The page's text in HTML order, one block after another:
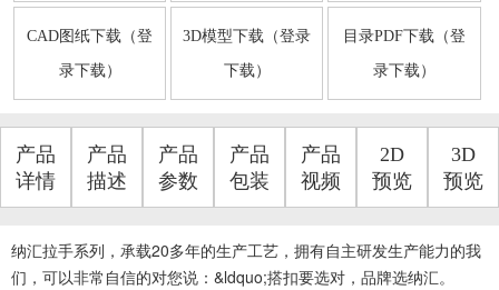
CAD图纸下载（登
录下载）
3D模型下载（登录
下载）
目录PDF下载（登
录下载）
产品
详情
产品
描述
产品
参数
产品
包装
产品
视频
2D
预览
3D
预览
纳汇拉手系列， 承载20多年的生产工艺，拥有自主研发生产能力的我
们，可以非常自信的对您说：&ldquo;搭扣要选对，品牌选纳汇。